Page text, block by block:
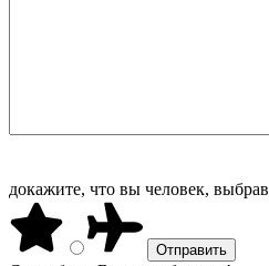
докажите, что вы человек, выбрав